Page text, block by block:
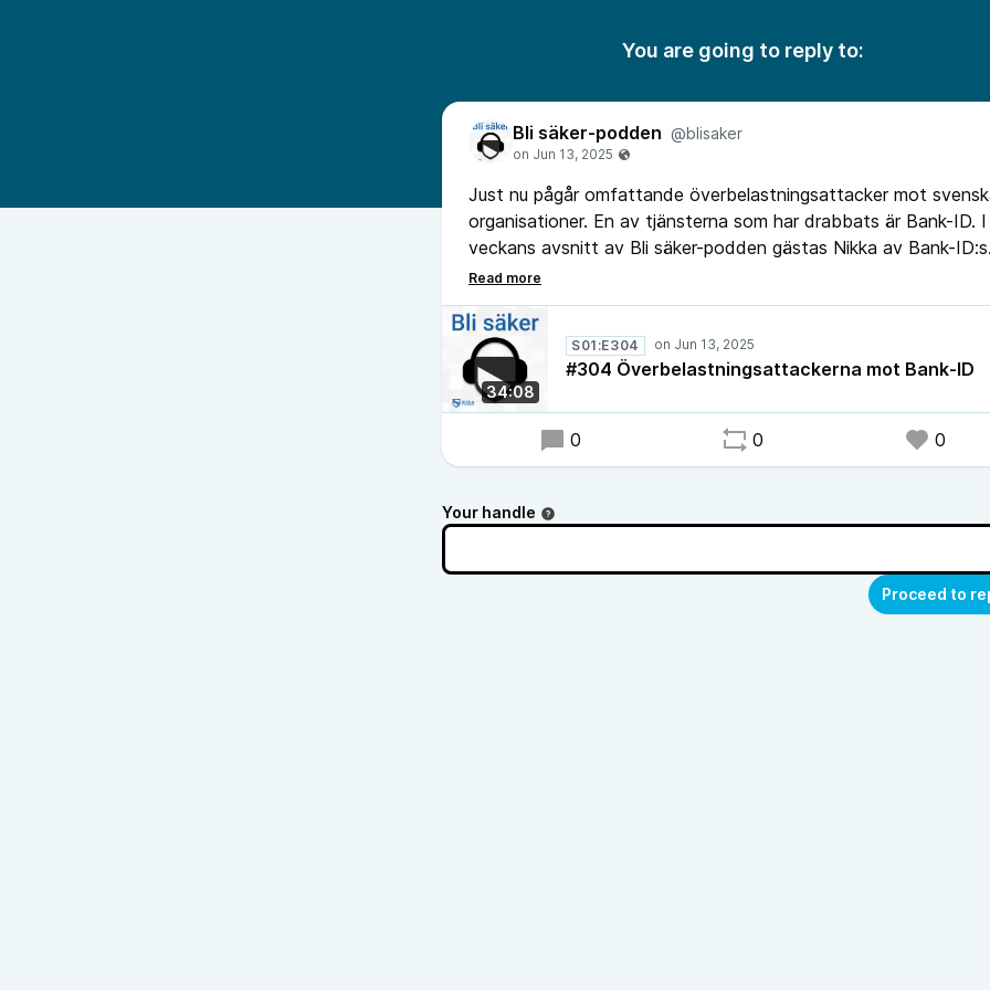
You are going to reply to:
Bli säker-podden @blisaker
Just nu pågår omfattande överbelastningsattacker mot
organisationer. En av tjänsterna som har drabbats är Bank-ID. I
veckans avsnitt av Bli säker-podden gästas Nikka av Bank-ID:s
säkerhetschef Andreas Bergqvist som berättar mer om
och om vad Bank-ID gör för att upprätthålla tjänstens
tillgänglighet.
34:08
S01:E304
#304 Överbelastningsattackerna mot Bank-ID
0 0 0
Your handle
Proceed to